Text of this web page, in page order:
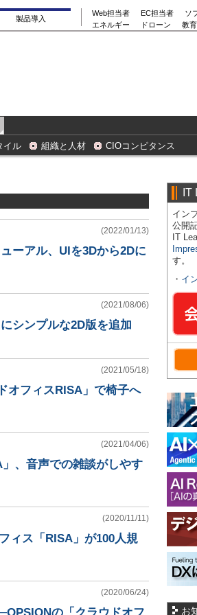
製品導入
Web担当者 EC担当者
ソ
エネルギー
ドローン 教
イル 組織と人材 CIOコンピタンス
(2022/01/13)
ーアル、UIを3Dから2Dに
(2021/08/06)
シンプルな2D版を追加
(2021/05/18)
オフィスRISA」で椅子へ
(2021/04/06)
、音声での雑談がしやす
(2020/11/11)
ィス「RISA」が100人規
(2020/06/24)
IT
イン
公開
IT
す。
・ イ
お